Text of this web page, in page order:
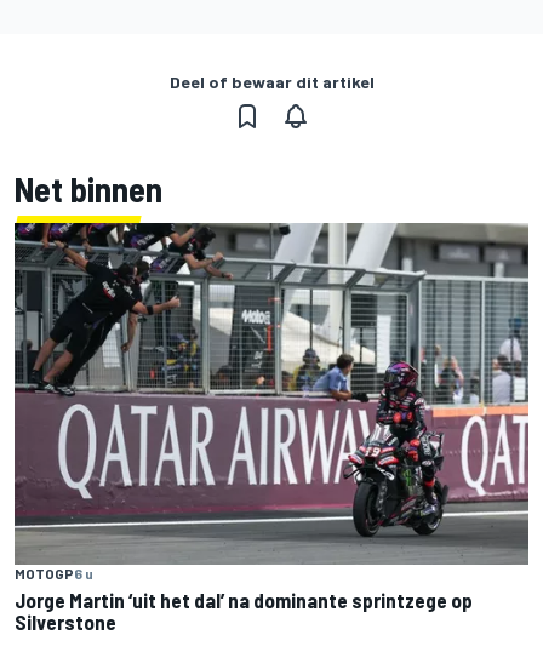
Deel of bewaar dit artikel
Net binnen
MOTOGP6 u
Jorge Martin ‘uit het dal’ na dominante sprintzege op
Silverstone